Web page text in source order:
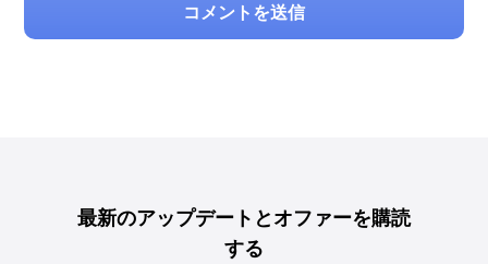
コメントを送信
最新のアップデートとオファーを購読
する